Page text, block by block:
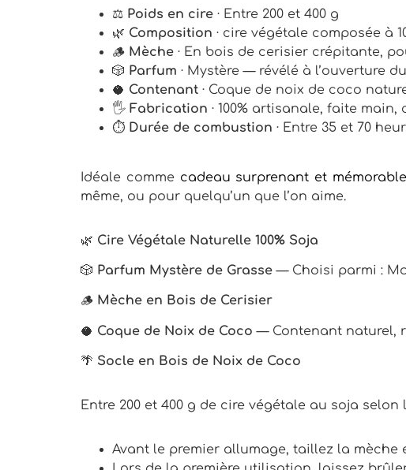
⚖️ Poids en cire · Entre 200 et 400 g
🌿 Composition · cire végétale composée à
🪵 Mèche · En bois de cerisier crépitante,
🎲 Parfum · Mystère — révélé à l’ouverture
🥥 Contenant · Coque de noix de coco
🖐 Fabrication · 100% artisanale, faite
⏱ Durée de combustion · Entre 35 et 70
Idéale comme cadeau surprenant et mémorable
même, ou pour quelqu’un que l’on aime.
🌿 Cire Végétale Naturelle 100% Soja
🎲 Parfum Mystère de Grasse — Choisi parmi :
🪵 Mèche en Bois de Cerisier
🥥 Coque de Noix de Coco — Contenant naturel,
🌴 Socle en Bois de Noix de Coco
Entre 200 et 400 g de cire végétale au soja
Avant le premier allumage, taillez la mèche